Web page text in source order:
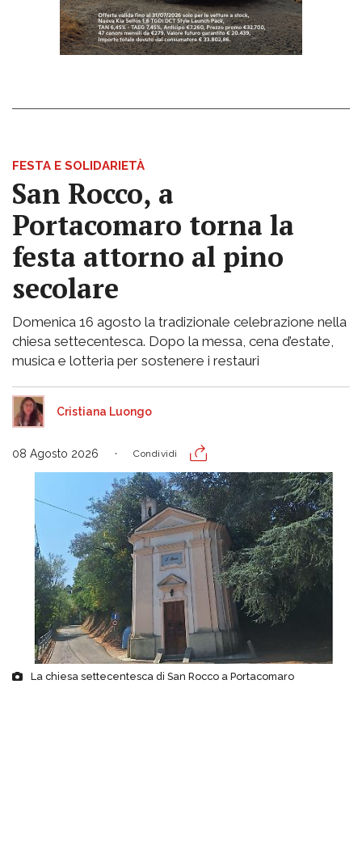
FESTA E SOLIDARIETÀ
San Rocco, a
Portacomaro torna la
festa attorno al pino
secolare
Domenica 16 agosto la tradizionale celebrazione nella
chiesa settecentesca. Dopo la messa, cena d’estate,
musica e lotteria per sostenere i restauri
Cristiana Luongo
08 Agosto 2026 Condividi
La chiesa settecentesca di San Rocco a Portacomaro